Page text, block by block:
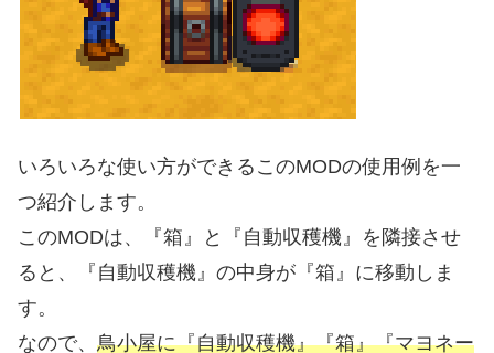
いろいろな使い方ができるこのMODの使用例を一
つ紹介します。
このMODは、『箱』と『自動収穫機』を隣接させ
ると、『自動収穫機』の中身が『箱』に移動しま
す。
なので、 鳥小屋に『自動収穫機』『箱』『マヨネー